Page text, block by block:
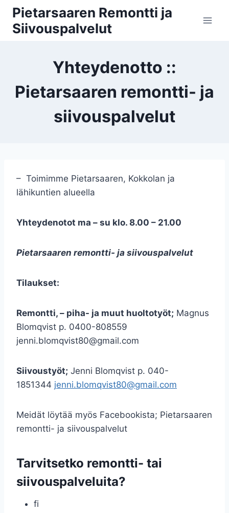
Siirry
sisältöön
Pietarsaaren Remontti ja
Siivouspalvelut
Yhteydenotto ::
Pietarsaaren remontti- ja
siivouspalvelut
– Toimimme Pietarsaaren, Kokkolan ja
lähikuntien alueella
Yhteydenotot ma – su klo. 8.00 – 21.00
Pietarsaaren remontti- ja siivouspalvelut
Tilaukset:
Remontti, – piha- ja muut huoltotyöt; Magnus
Blomqvist p. 0400-808559
jenni.blomqvist80@gmail.com
Siivoustyöt; Jenni Blomqvist p. 040-
1851344 jenni.blomqvist80@gmail.com
Meidät löytää myös Facebookista; Pietarsaaren
remontti- ja siivouspalvelut
Tarvitsetko remontti- tai
siivouspalveluita?
fi